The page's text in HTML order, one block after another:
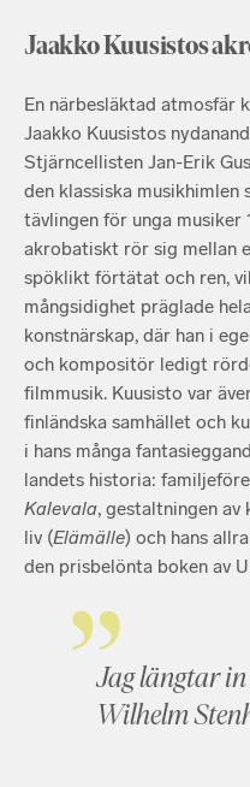
Jaakko Kuusistos
En närbesläktad atmosfär
Jaakko Kuusistos
Stjärncellisten Jan-Erik
den klassiska musikhimlen
tävlingen för unga
akrobatiskt rör sig mellan
spöklikt förtätat och ren,
mångsidighet präglade
konstnärskap, där han i
och kompositör ledigt
filmmusik. Kuusisto var
finländska samhället och
i hans många
landets historia:
Kalevala, gestaltningen
liv (Elämälle) och hans
den prisbelönta boken av
Jag längtar
Wilhelm